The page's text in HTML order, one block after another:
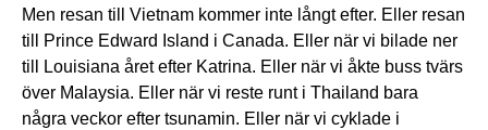
Men resan till Vietnam kommer inte långt efter. Eller resan
till Prince Edward Island i Canada. Eller när vi bilade ner
till Louisiana året efter Katrina. Eller när vi åkte buss tvärs
över Malaysia. Eller när vi reste runt i Thailand bara
några veckor efter tsunamin. Eller när vi cyklade i